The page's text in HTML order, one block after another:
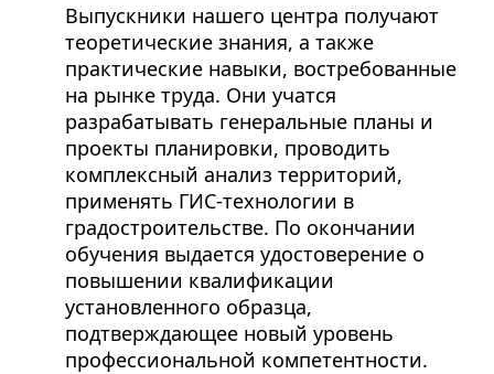
Выпускники нашего центра получают
теоретические знания, а также
практические навыки, востребованные
на рынке труда. Они учатся
разрабатывать генеральные планы и
проекты планировки, проводить
комплексный анализ территорий,
применять ГИС-технологии в
градостроительстве. По окончании
обучения выдается удостоверение о
повышении квалификации
установленного образца,
подтверждающее новый уровень
профессиональной компетентности.